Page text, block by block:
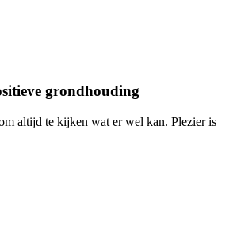
grondhouding
altijd te kijken wat er wel kan. Plezier is